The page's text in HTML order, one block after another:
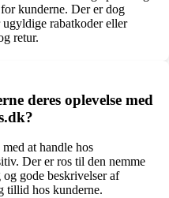
kunderne. Der er dog
rabatkoder eller
retur.
deres oplevelse med
at handle hos
Der er ros til den nemme
gode beskrivelser af
tillid hos kunderne.